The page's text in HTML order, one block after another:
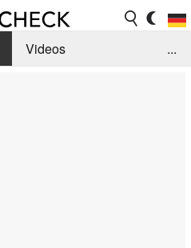
Videos
...